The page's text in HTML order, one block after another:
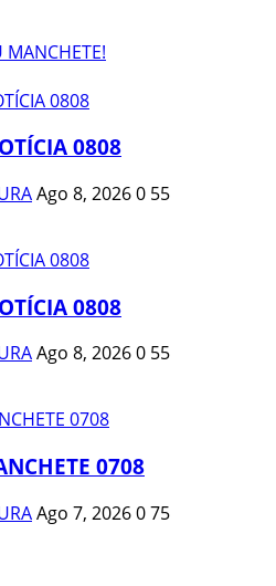
MANCHETE!
0808
Ago 8, 20260 55
0808
Ago 8, 20260 55
0708
Ago 7, 2026075